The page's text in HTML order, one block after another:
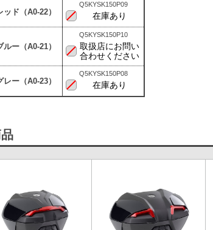
ッド（A0-22）
Q5KYSK150P09
在庫あり
ルー（A0-21）
Q5KYSK150P10
取扱店にお問い
合わせください
レー（A0-23）
Q5KYSK150P08
在庫あり